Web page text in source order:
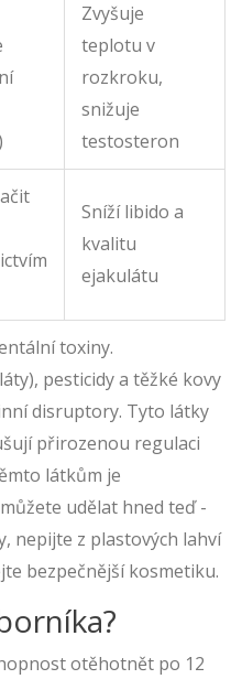
Zvyšuje
teplotu v
rozkroku,
snižuje
testosteron
Sníží libido a
kvalitu
ejakulátu
toxiny.
pesticidy a těžké kovy
disruptory. Tyto látky
přirozenou regulaci
látkům je
udělat hned teď -
nepijte z plastových lahví
bezpečnější kosmetiku.
otěhotnět po 12